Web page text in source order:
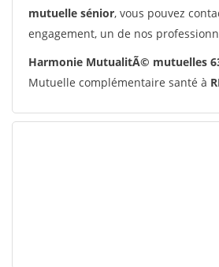
mutuelle sénior, vous pouvez
engagement, un de nos
Harmonie MutualitÃ© mutuelles
Mutuelle complémentaire santé à